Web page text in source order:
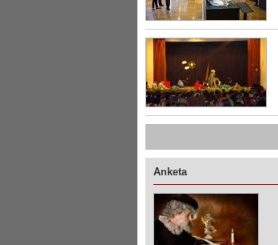
Anketa